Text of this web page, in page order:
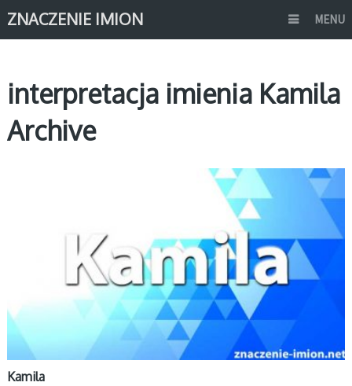
ZNACZENIE IMION MENU
interpretacja imienia Kamila
Archive
Kamila